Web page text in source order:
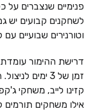
פנימיים שנצברים על
וטורנירים שבועיים
זמן של 3
אילו משחקים תורמים